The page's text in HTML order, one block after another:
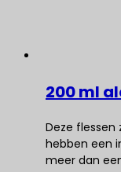
200 ml
Deze flessen
hebben een
meer dan